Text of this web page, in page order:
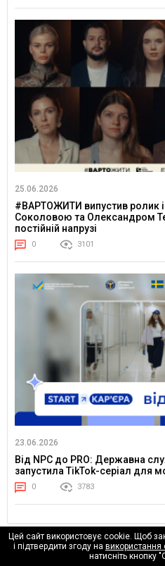
25.06.2026
#ВАРТОЖИТИ випустив ролик
Соколовою та Олександром
постійній напрузі
0 3101
23.06.2026
Від NPC до PRO: Державна
запустила TikTok-серіал для
0 3783
АКТУАЛЬНЕ
Цей сайт використовує cookie. Щоб
і підтвердити згоду на використання
натисніть кнопку